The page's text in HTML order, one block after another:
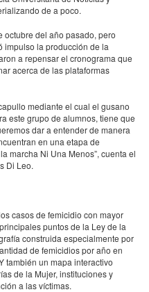
de a poco.
octubre del año pasado, pero
impulso la producción de la
a repensar el cronograma que
acerca de las plataformas
mediante el cual el gusano
este grupo de alumnos, tiene que
dar a entender de manera
en una etapa de
marcha Ni Una Menos”, cuenta el
Di Leo.
casos de femicidio con mayor
puntos de la Ley de la
construida especialmente por
de femicidios por año en
también un mapa interactivo
de la Mujer, instituciones y
a las víctimas.